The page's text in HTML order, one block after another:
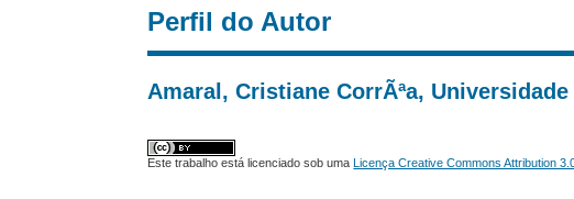
Perfil do Autor
Amaral, Cristiane CorrÃªa,
Este trabalho está licenciado sob uma Licença Creative Commons Attribution